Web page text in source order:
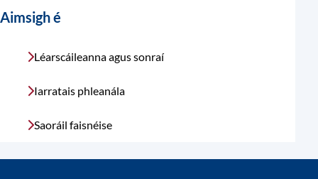
Aimsigh é
Léarscáileanna agus sonraí
Iarratais phleanála
Saoráil faisnéise